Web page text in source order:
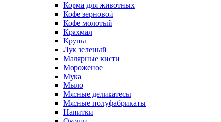
Корма для животных
Кофе зерновой
Кофе молотый
Крахмал
Крупы
Лук зеленый
Малярные кисти
Мороженое
Мука
Мыло
Мясные деликатесы
Мясные полуфабрикаты
Напитки